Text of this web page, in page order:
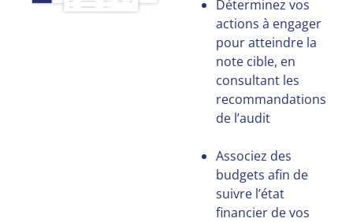
Déterminez vos
actions à engager
pour atteindre la
note cible, en
consultant les
recommandations
de l’audit
Associez des
budgets afin de
suivre l’état
financier de vos